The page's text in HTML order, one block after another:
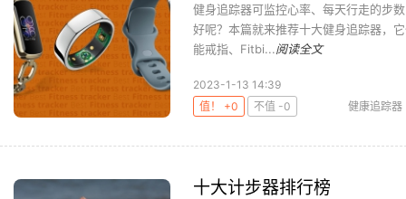
健身追踪器可监控心率、每天行走的步
好呢？本篇就来推荐十大健身追踪器
能戒指、Fitbi...阅读全文
2023-1-13 14:39
值！ +0
不值 -0 健康追踪器
十大计步器排行榜